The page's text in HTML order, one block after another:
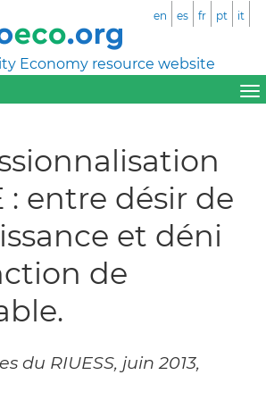
Economy resource website
en es fr pt it
: entre désir de
et déni
de
du RIUESS, juin 2013,